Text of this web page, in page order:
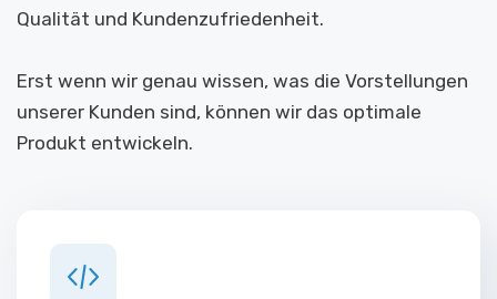
Qualität und Kundenzufriedenheit.
Erst wenn wir genau wissen, was die Vorstellungen
unserer Kunden sind, können wir das optimale
Produkt entwickeln.